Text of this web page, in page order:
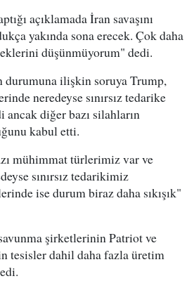
açıklamada İran savaşını
yakında sona erecek. Çok daha
düşünmüyorum" dedi.
durumuna ilişkin soruya Trump,
neredeyse sınırsız tedarike
ancak diğer bazı silahların
kabul etti.
mühimmat türlerimiz var ve
sınırsız tedarikimiz
ise durum biraz daha sıkışık"
şirketlerinin Patriot ve
tesisler dahil daha fazla üretim